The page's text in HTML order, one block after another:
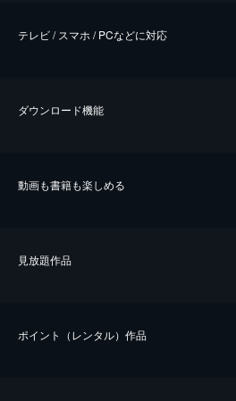
テレビ / スマホ / PCなどに対応
ダウンロード機能
動画も書籍も楽しめる
⾒放題作品
ポイント（レンタル）作品